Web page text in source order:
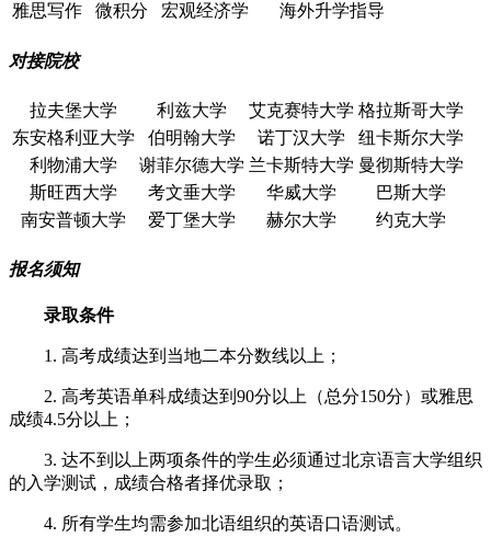
雅思写作
微积分 宏观经济学 海外升学指导
对接院校
拉夫堡大学 利兹大学 艾克赛特大学 格拉斯哥大学
东安格利亚大学
伯明翰大学 诺丁汉大学
纽卡斯尔大学
利物浦大学
谢菲尔德大学 兰卡斯特大学 曼彻斯特大学
斯旺西大学
考文垂大学 华威大学
巴斯大学
南安普顿大学
爱丁堡大学 赫尔大学 约克大学
报名须知
录取条件
1. 高考成绩达到当地二本分数线以上；
2. 高考英语单科成绩达到90分以上（总分150分）或雅思
成绩4.5分以上；
3. 达不到以上两项条件的学生必须通过北京语言大学组织
的入学测试，成绩合格者择优录取；
4. 所有学生均需参加北语组织的英语口语测试。